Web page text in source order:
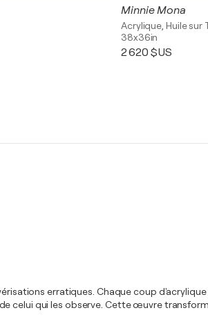
Minnie Mona
Acrylique, Huile sur
38x36in
2 620 $US
erratiques. Chaque coup
celui qui les observe. Cette œuvre